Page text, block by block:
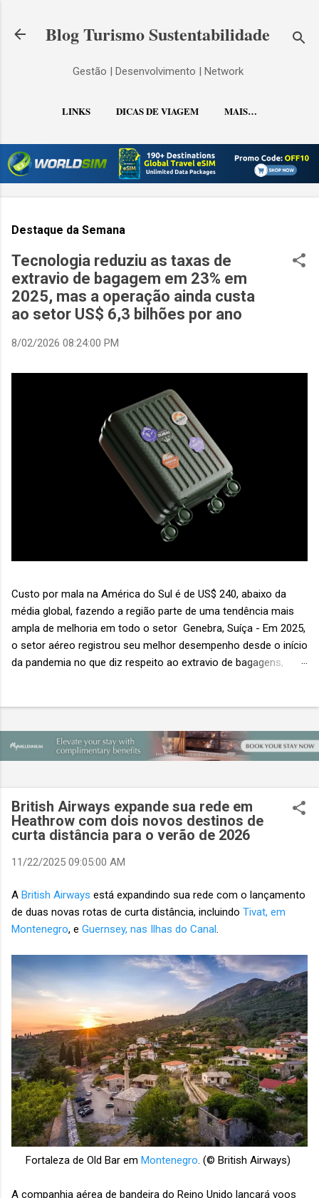
Blog Turismo Sustentabilidade
Gestão | Desenvolvimento | Network
LINKS DICAS DE VIAGEM MAIS…
CONTATO
Destaque da Semana
Tecnologia reduziu as taxas de
extravio de bagagem em 23% em
2025, mas a operação ainda custa
ao setor US$ 6,3 bilhões por ano
8/02/2026 08:24:00 PM
Custo por mala na América do Sul é de US$ 240, abaixo da
média global, fazendo a região parte de uma tendência mais
ampla de melhoria em todo o setor Genebra, Suíça - Em 2025,
o setor aéreo registrou seu melhor desempenho desde o início
da pandemia no que diz respeito ao extravio de bagagens,
“Baggage IT Insights” de 2026 da SITA, a 20ª edição anual
desse importante estudo de referência à indústria. (© SITA)
custa ao setor US$ 6,3 bilhões anualmente. Cada mala
extraviada acarreta um custo médio de US$ 260. Com um
lucro líquido médio de apenas US$ 8 por passageiro, uma mala
cinco anulam o lucro de um voo inteiro. O núme...
British Airways expande sua rede em
Heathrow com dois novos destinos de
curta distância para o verão de 2026
11/22/2025 09:05:00 AM
A British Airways está expandindo sua rede com o lançamento
de duas novas rotas de curta distância, incluindo Tivat, em
Montenegro, e Guernsey, nas Ilhas do Canal.
Fortaleza de Old Bar em Montenegro. (© British Airways)
A companhia aérea de bandeira do Reino Unido lançará voos